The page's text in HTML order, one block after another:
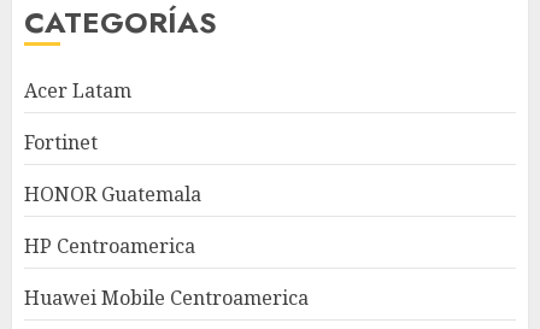
CATEGORÍAS
Acer Latam
Fortinet
HONOR Guatemala
HP Centroamerica
Huawei Mobile Centroamerica